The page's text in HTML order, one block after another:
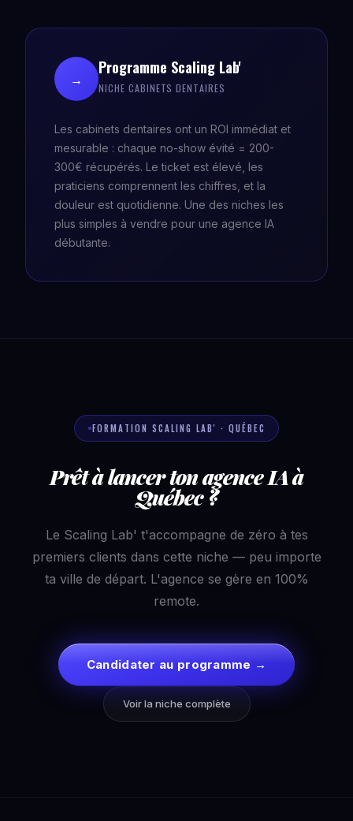
→
Programme Scaling Lab'
NICHE CABINETS DENTAIRES
Les cabinets dentaires ont un ROI immédiat et
mesurable : chaque no-show évité = 200-
300€ récupérés. Le ticket est élevé, les
praticiens comprennent les chiffres, et la
douleur est quotidienne. Une des niches les
plus simples à vendre pour une agence IA
débutante.
FORMATION SCALING LAB' · QUÉBEC
Prêt à lancer ton agence IA à
Québec ?
Le Scaling Lab' t'accompagne de zéro à tes
premiers clients dans cette niche — peu importe
ta ville de départ. L'agence se gère en 100%
remote.
Candidater au programme →
Voir la niche complète